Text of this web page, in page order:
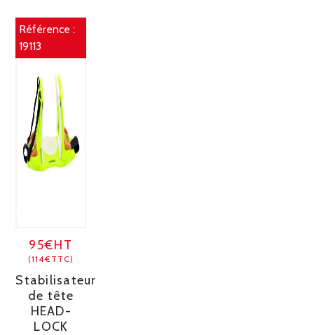
Référence :
19113
95€HT
(114€TTC)
Stabilisateur
de tête
HEAD-
LOCK